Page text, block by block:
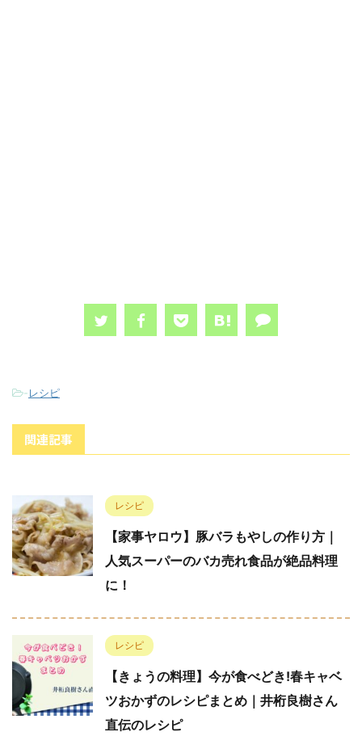
-レシピ
関連記事
レシピ
【家事ヤロウ】豚バラもやしの作り方｜
人気スーパーのバカ売れ食品が絶品料理
に！
レシピ
【きょうの料理】今が食べどき!春キャベ
ツおかずのレシピまとめ｜井桁良樹さん
直伝のレシピ